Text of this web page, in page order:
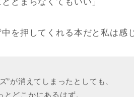
を押してくれる本だと私は感
”が消えてしまったとしても、
どこかにあるはず。